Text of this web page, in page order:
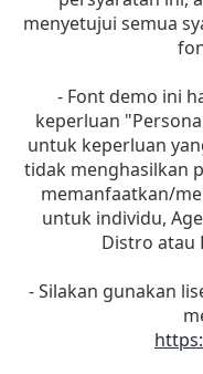
menyetujui semua
- Font demo ini
keperluan
untuk keperluan
tidak menghasilkan
memanfaatkan/
untuk individu,
Distro atau
- Silakan gunakan